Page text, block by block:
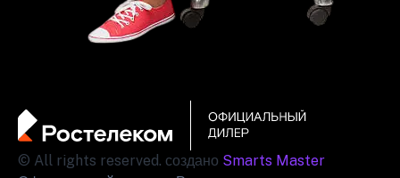
© All rights reserved. создано Smarts Master